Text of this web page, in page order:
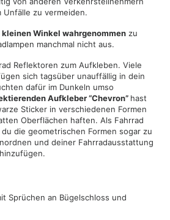
zu vermeiden.
kleinen Winkel wahrgenommen zu
manchmal nicht aus.
Reflektoren zum Aufkleben. Viele
sich tagsüber unauffällig in dein
dafür im Dunkeln umso
Aufkleber “Chevron” hast
Sticker in verschiedenen Formen
Oberflächen haften. Als Fahrrad
die geometrischen Formen sogar zu
und deiner Fahrradausstattung